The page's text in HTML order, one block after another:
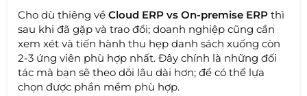
Cho dù thiêng vềCloud ERP vs On-premise ERP thì
sau khi đã gặp và trao đổi; doanh nghiệp cũng cần
xem xét và tiến hành thu hẹp danh sách xuống còn
2-3 ứng viên phù hợp nhất. Đây chính là những đối
tác mà bạn sẽ theo dõi lâu dài hơn; để có thể lựa
chọn được phần mềm phù hợp.